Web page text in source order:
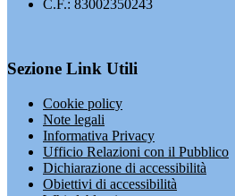
C.F.: 83002350243
Sezione Link Utili
Cookie policy
Note legali
Informativa Privacy
Ufficio Relazioni con il Pubblico
Dichiarazione di accessibilità
Obiettivi di accessibilità